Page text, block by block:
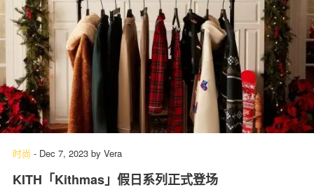
时尚 - Dec 7, 2023 by Vera
KITH「Kithmas」假日系列正式登场